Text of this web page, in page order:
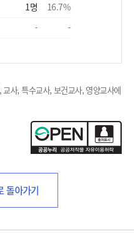
1명 16.7%
- -
사, 특수교사, 보건교사, 영양교사에
돌아가기